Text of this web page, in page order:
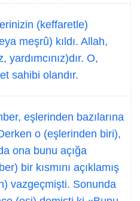
(keffaretle)
meşrû) kıldı. Allah,
O,
sahibi olandır.
eşlerinden bazılarına
o (eşlerinden biri),
ona bunu açığa
bir kısmını açıklamış
vazgeçmişti. Sonunda